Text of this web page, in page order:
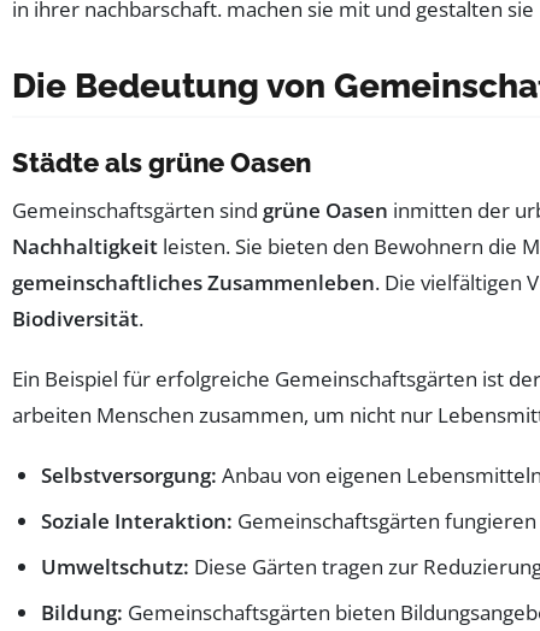
Die Bedeutung von
Städte als grüne Oasen
Gemeinschaftsgärten sind grüne Oasen inmitten der
Nachhaltigkeit leisten. Sie bieten den Bewohnern die
gemeinschaftliches Zusammenleben. Die vielfältigen
Biodiversität.
Ein Beispiel für erfolgreiche Gemeinschaftsgärten ist
arbeiten Menschen zusammen, um nicht nur
Selbstversorgung: Anbau von eigenen
Soziale Interaktion: Gemeinschaftsgärten
Umweltschutz: Diese Gärten tragen zur
Bildung: Gemeinschaftsgärten bieten